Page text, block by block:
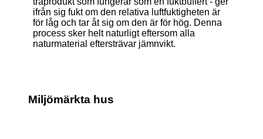
ifrån sig fukt om den relativa luftfuktigheten är
för låg och tar åt sig om den är för hög. Denna
process sker helt naturligt eftersom alla
naturmaterial eftersträvar jämnvikt.
Miljömärkta hus